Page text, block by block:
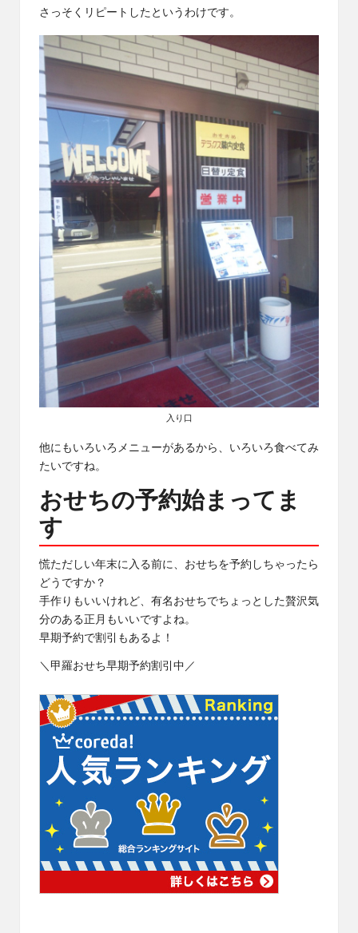
さっそくリピートしたというわけです。
入り口
他にもいろいろメニューがあるから、いろいろ食べてみ
たいですね。
おせちの予約始まってま
す
慌ただしい年末に入る前に、おせちを予約しちゃったら
どうですか？
手作りもいいけれど、有名おせちでちょっとした贅沢気
分のある正月もいいですよね。
早期予約で割引もあるよ！
＼甲羅おせち早期予約割引中／